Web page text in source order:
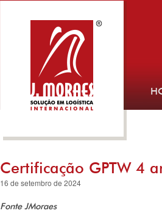
Certificação GPTW 4
16 de setembro de 2024
Fonte JMoraes